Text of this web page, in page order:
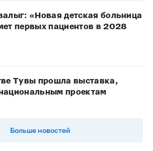
«Новая детская больница
первых пациентов в 2028
Тувы прошла выставка,
проектам
Больше новостей